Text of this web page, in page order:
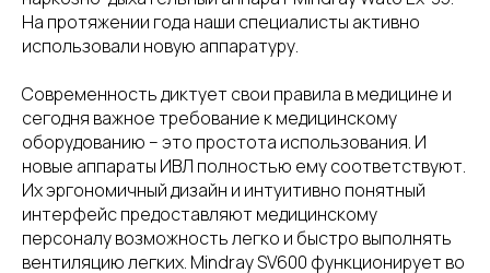
На протяжении года наши специалисты активно
использовали новую аппаратуру.
Современность диктует свои правила в медицине и
сегодня важное требование к медицинскому
оборудованию – это простота использования. И
новые аппараты ИВЛ полностью ему соответствуют.
Их эргономичный дизайн и интуитивно понятный
интерфейс предоставляют медицинскому
персоналу возможность легко и быстро выполнять
вентиляцию легких. Mindray SV600 функционирует во